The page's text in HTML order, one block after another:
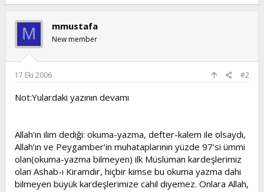
M mmustafa
New member
17 Eki 2006 #2
Not:Yulardaki yazının devamı
Allah’ın ilim dediği: okuma-yazma, defter-kalem ile olsaydı,
Allah’ın ve Peygamber’in muhataplarının yüzde 97’si ümmi
olan(okuma-yazma bilmeyen) ilk Müslüman kardeşlerimiz
olan Ashab-ı Kiramdır, hiçbir kimse bu okuma yazma dahi
bilmeyen büyük kardeşlerimize cahil diyemez. Onlara Allah,